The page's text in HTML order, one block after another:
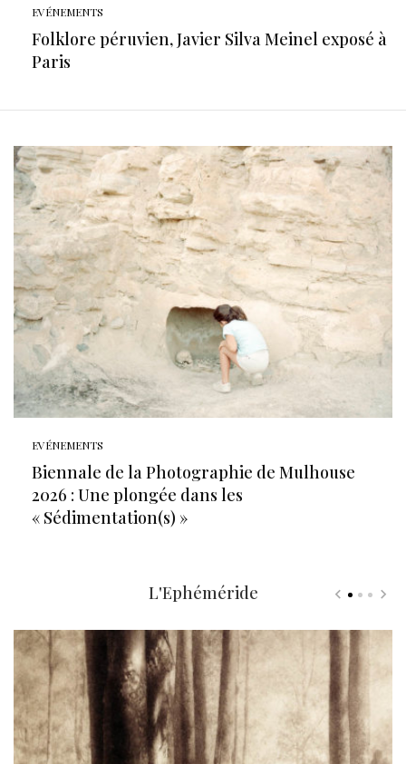
EVÉNEMENTS
Folklore péruvien, Javier Silva Meinel exposé à
Paris
EVÉNEMENTS
Biennale de la Photographie de Mulhouse
2026 : Une plongée dans les
« Sédimentation(s) »
L'Ephéméride